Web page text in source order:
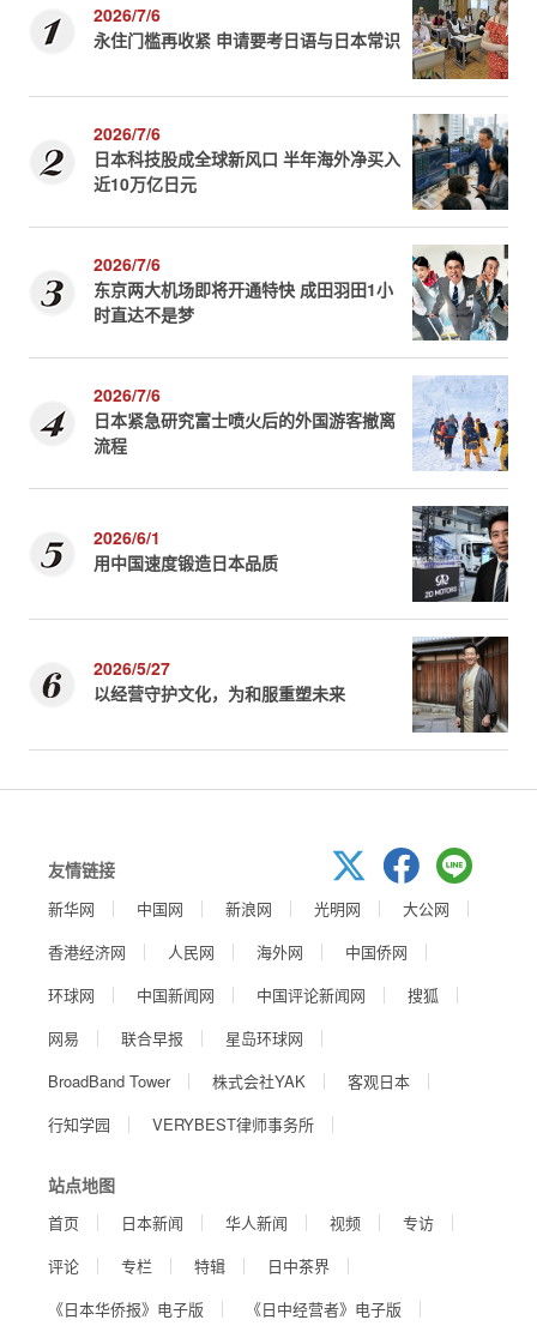
2026/7/6
永住门槛再收紧 申请要考日语与日本常识
2026/7/6
日本科技股成全球新风口 半年海外净买入
近10万亿日元
2026/7/6
东京两大机场即将开通特快 成田羽田1小
时直达不是梦
2026/7/6
日本紧急研究富士喷火后的外国游客撤离
流程
2026/6/1
用中国速度锻造日本品质
2026/5/27
以经营守护文化，为和服重塑未来
友情链接
新华网 中国网 新浪网 光明网
大公网
香港经济网
人民网 海外网
中国侨网
环球网
中国新闻网 中国评论新闻网
搜狐
网易
联合早报
星岛环球网
BroadBand Tower
株式会社YAK
客观日本
行知学园
VERYBEST律师事务所
站点地图
首页 日本新闻 华人新闻 视频
专访
评论
专栏 特辑
日中茶界
《日本华侨报》电子版
《日中经营者》电子版